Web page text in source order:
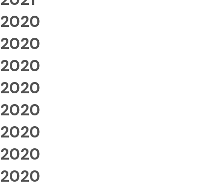
2020
2020
2020
2020
2020
2020
2020
2020